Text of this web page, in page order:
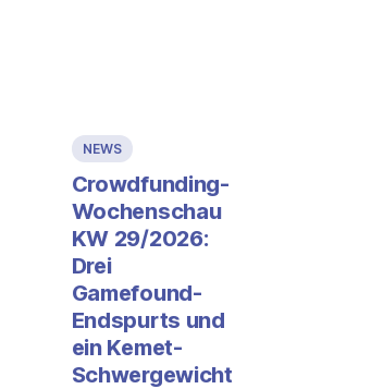
NEWS
Crowdfunding-
Wochenschau
KW 29/2026:
Drei
Gamefound-
Endspurts und
ein Kemet-
Schwergewicht